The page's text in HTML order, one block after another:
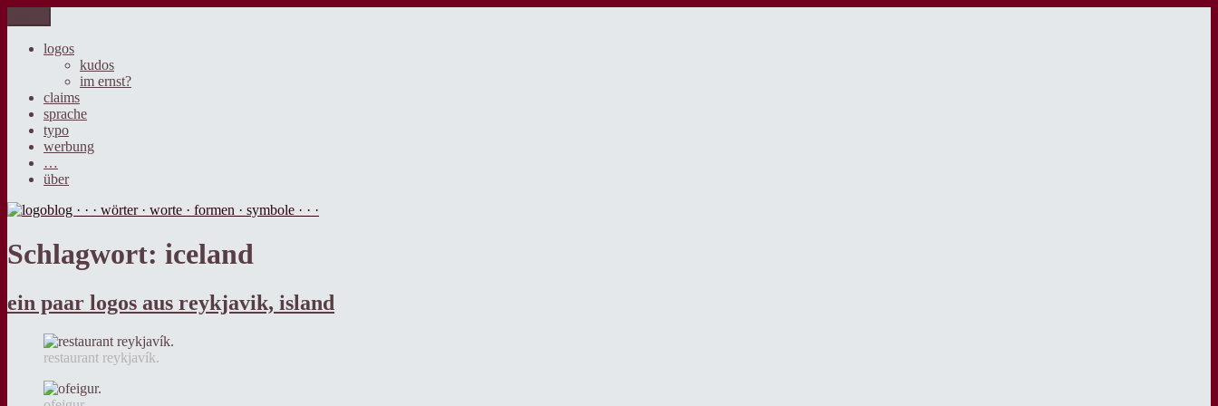
Inhalt
springen
logoblog · · · wörter · worte · formen · symbole · · ·
der blog über sprache, design und werbung.
logos
kudos
im ernst?
claims
sprache
typo
werbung
…
über
Schlagwort: iceland
ein paar logos aus reykjavik, island
restaurant reykjavík.